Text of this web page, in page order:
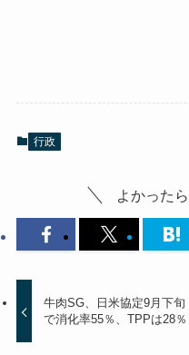
行政
よかった
牛肉SG、日米協定9月下旬
で消化率55％、TPPは28％